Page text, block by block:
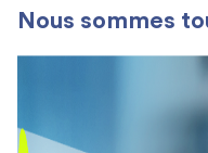
Nous sommes